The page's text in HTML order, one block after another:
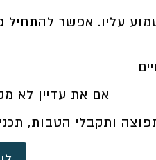
עליו. אפשר להתחיל
אם את עדיין לא
ותקבלי הטבות,